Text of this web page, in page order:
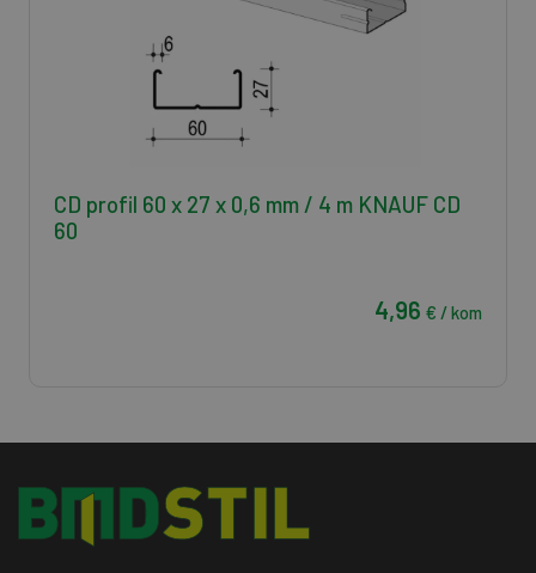
CD profil 60 x 27 x 0,6 mm / 4 m KNAUF CD
60
4,96 € / kom